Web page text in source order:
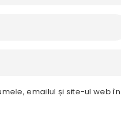
emailul și site-ul web